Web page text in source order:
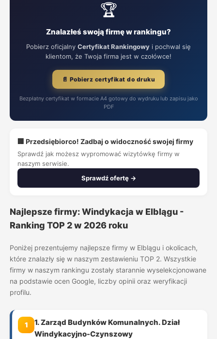
🏆
Znalazłeś swoją firmę w rankingu?
Pobierz oficjalny Certyfikat Rankingowy i pochwal się
klientom, że Twoja firma jest w czołówce!
📄 Pobierz certyfikat do druku
Bezpłatny certyfikat w formacie A4 gotowy do wydruku lub zapisu jako
PDF
🏢 Przedsiębiorco! Zadbaj o widoczność swojej firmy
Sprawdź jak możesz wypromować wizytówkę firmy w
naszym serwisie.
Sprawdź ofertę →
Najlepsze firmy: Windykacja w Elblągu -
Ranking TOP 2 w 2026 roku
Poniżej prezentujemy najlepsze firmy w Elblągu i okolicach,
które znalazły się w naszym zestawieniu TOP 2. Wszystkie
firmy w naszym rankingu zostały starannie wyselekcjonowane
na podstawie ocen Google, liczby opinii oraz weryfikacji
profilu.
1
1. Zarząd Budynków Komunalnych. Dział
Windykacyjno-Czynszowy